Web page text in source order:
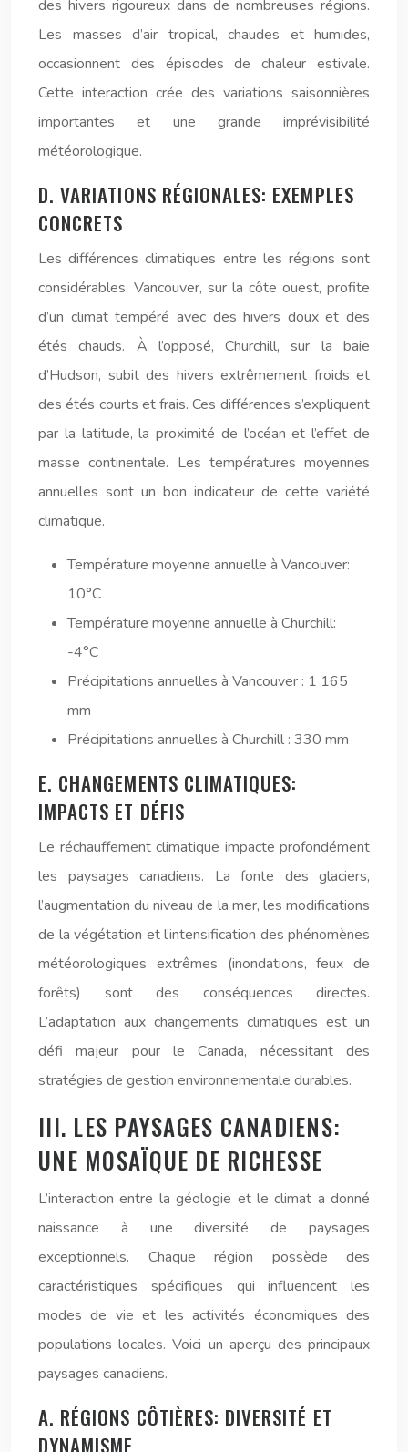
des hivers rigoureux dans de nombreuses régions.
Les masses d’air tropical, chaudes et humides,
occasionnent des épisodes de chaleur estivale.
Cette interaction crée des variations saisonnières
importantes et une grande imprévisibilité
météorologique.
D. VARIATIONS RÉGIONALES: EXEMPLES
CONCRETS
Les différences climatiques entre les régions sont
considérables. Vancouver, sur la côte ouest, profite
d’un climat tempéré avec des hivers doux et des
étés chauds. À l’opposé, Churchill, sur la baie
d’Hudson, subit des hivers extrêmement froids et
des étés courts et frais. Ces différences s’expliquent
par la latitude, la proximité de l’océan et l’effet de
masse continentale. Les températures moyennes
annuelles sont un bon indicateur de cette variété
climatique.
Température moyenne annuelle à Vancouver:
10°C
Température moyenne annuelle à Churchill:
-4°C
Précipitations annuelles à Vancouver : 1 165
mm
Précipitations annuelles à Churchill : 330 mm
E. CHANGEMENTS CLIMATIQUES:
IMPACTS ET DÉFIS
Le réchauffement climatique impacte profondément
les paysages canadiens. La fonte des glaciers,
l’augmentation du niveau de la mer, les modifications
de la végétation et l’intensification des phénomènes
météorologiques extrêmes (inondations, feux de
forêts) sont des conséquences directes.
L’adaptation aux changements climatiques est un
défi majeur pour le Canada, nécessitant des
stratégies de gestion environnementale durables.
III. LES PAYSAGES CANADIENS:
UNE MOSAÏQUE DE RICHESSE
L’interaction entre la géologie et le climat a donné
naissance à une diversité de paysages
exceptionnels. Chaque région possède des
caractéristiques spécifiques qui influencent les
modes de vie et les activités économiques des
populations locales. Voici un aperçu des principaux
paysages canadiens.
A. RÉGIONS CÔTIÈRES: DIVERSITÉ ET
DYNAMISME